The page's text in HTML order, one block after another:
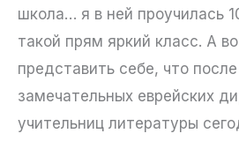
школа… я в ней проучилась
такой прям яркий класс. А
представить себе, что
замечательных еврейских
учительниц литературы